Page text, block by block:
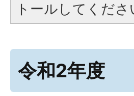
トールしてくださ
令和2年度